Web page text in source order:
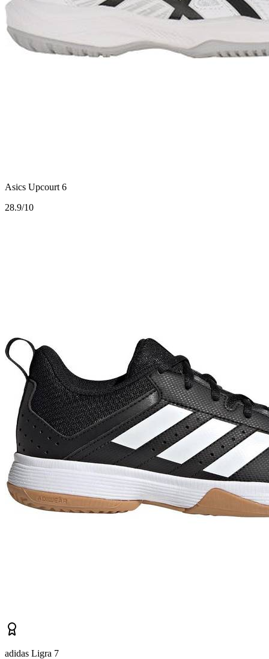
Asics Upcourt 6
28.9/10
adidas Ligra 7